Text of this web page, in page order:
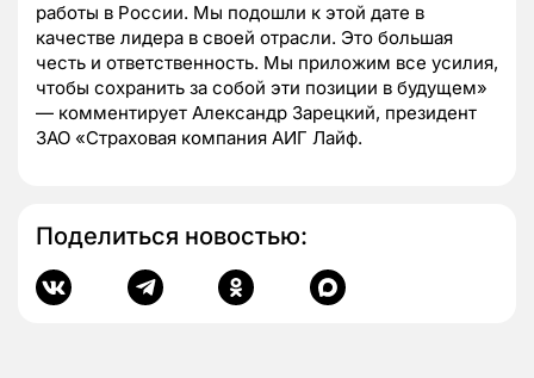
работы в России. Мы подошли к этой дате в
качестве лидера в своей отрасли. Это большая
честь и ответственность. Мы приложим все усилия,
чтобы сохранить за собой эти позиции в будущем»
— комментирует Александр Зарецкий, президент
ЗАО «Cтраховая компания АИГ Лайф.
Поделиться новостью: